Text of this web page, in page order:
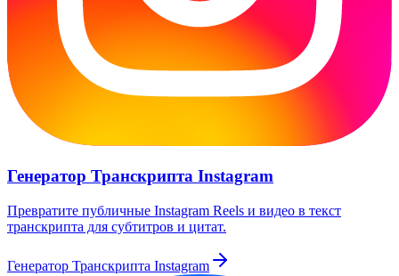
Генератор Транскрипта Instagram
Превратите публичные Instagram Reels и видео в текст
транскрипта для субтитров и цитат.
Генератор Транскрипта Instagram